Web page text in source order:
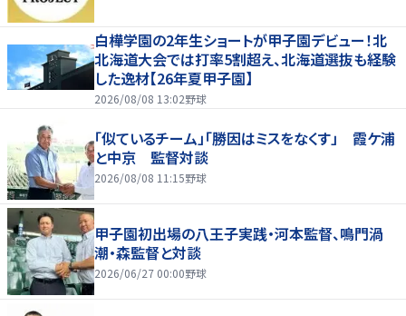
白樺学園の2年生ショートが甲子園デビュー！北
北海道大会では打率5割超え、北海道選抜も経験
した逸材【26年夏甲子園】
2026/08/08 13:02野球
「似ているチーム」「勝因はミスをなくす」 霞ケ浦
と中京 監督対談
2026/08/08 11:15野球
甲子園初出場の八王子実践・河本監督、鳴門渦
潮・森監督と対談
2026/06/27 00:00野球